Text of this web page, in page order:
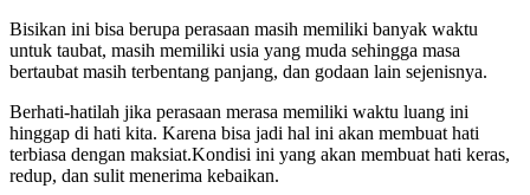
Bisikan ini bisa berupa perasaan masih memiliki banyak waktu
untuk taubat, masih memiliki usia yang muda sehingga masa
bertaubat masih terbentang panjang, dan godaan lain sejenisnya.
Berhati-hatilah jika perasaan merasa memiliki waktu luang ini
hinggap di hati kita. Karena bisa jadi hal ini akan membuat hati
terbiasa dengan maksiat.Kondisi ini yang akan membuat hati keras,
redup, dan sulit menerima kebaikan.